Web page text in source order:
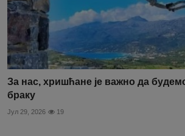
За нас, хришћане је важно да
браку
Јул 29, 2026 19